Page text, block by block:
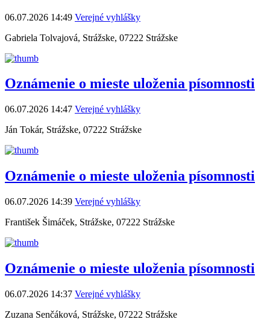
06.07.2026 14:49 Verejné vyhlášky
Gabriela Tolvajová, Strážske, 07222 Strážske
Oznámenie o mieste uloženia písomnosti
06.07.2026 14:47 Verejné vyhlášky
Ján Tokár, Strážske, 07222 Strážske
Oznámenie o mieste uloženia písomnosti
06.07.2026 14:39 Verejné vyhlášky
František Šimáček, Strážske, 07222 Strážske
Oznámenie o mieste uloženia písomnosti
06.07.2026 14:37 Verejné vyhlášky
Zuzana Senčáková, Strážske, 07222 Strážske